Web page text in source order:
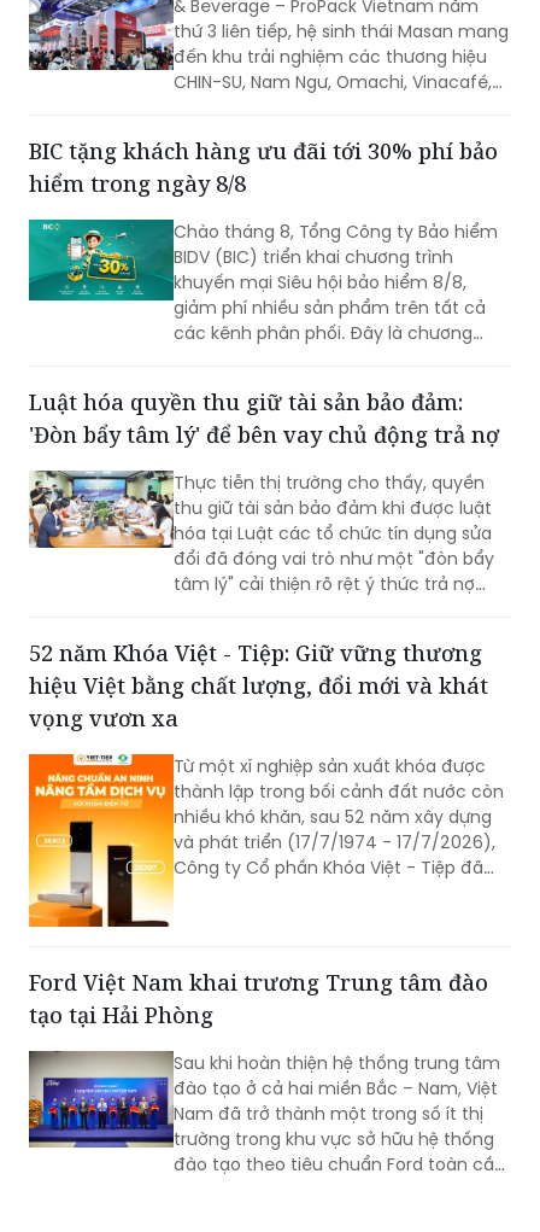
& Beverage – ProPack Vietnam năm
thứ 3 liên tiếp, hệ sinh thái Masan mang
đến khu trải nghiệm các thương hiệu
CHIN-SU, Nam Ngư, Omachi, Vinacafé,
hiện tại triển lãm. Sự kiện diễn ra từ
ngày 6-8/8/2026, tại Trung tâm Hội
BIC tặng khách hàng ưu đãi tới 30% phí bảo
hiểm trong ngày 8/8
Chào tháng 8, Tổng Công ty Bảo hiểm
BIDV (BIC) triển khai chương trình
khuyến mại Siêu hội bảo hiểm 8/8,
giảm phí nhiều sản phẩm trên tất cả
các kênh phân phối. Đây là chương
Luật hóa quyền thu giữ tài sản bảo đảm:
'Đòn bẩy tâm lý' để bên vay chủ động trả nợ
Thực tiễn thị trường cho thấy, quyền
thu giữ tài sản bảo đảm khi được luật
hóa tại Luật các tổ chức tín dụng sửa
đổi đã đóng vai trò như một "đòn bẩy
tâm lý" cải thiện rõ rệt ý thức trả nợ
52 năm Khóa Việt - Tiệp: Giữ vững thương
hiệu Việt bằng chất lượng, đổi mới và khát
vọng vươn xa
Từ một xí nghiệp sản xuất khóa được
thành lập trong bối cảnh đất nước còn
nhiều khó khăn, sau 52 năm xây dựng
và phát triển (17/7/1974 - 17/7/2026),
Công ty Cổ phần Khóa Việt - Tiệp đã
là câu chuyện tăng trưởng của một
thương hiệu “quốc dân”, mà còn phản
ánh sự bền bỉ của doanh nghiệp Việt
không ngừng nâng cao năng lực cạnh
tranh.
Ford Việt Nam khai trương Trung tâm đào
tạo tại Hải Phòng
Sau khi hoàn thiện hệ thống trung tâm
đào tạo ở cả hai miền Bắc – Nam, Việt
Nam đã trở thành một trong số ít thị
trường trong khu vực sở hữu hệ thống
đào tạo theo tiêu chuẩn Ford toàn cầu,